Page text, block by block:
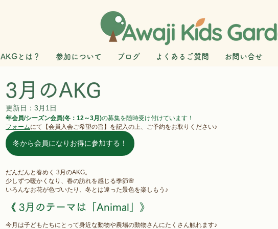
AKGとは？ 参加について ブログ よくあるご質問 お問い合せ
3月のAKG
更新日： 3月1日
年会員/シーズン会員(冬：12～3月)の募集を随時受け付けています！
フォームにて【会員入会ご希望の旨】を記入の上、ご予約をお取りください♪
冬から会員になりお得に参加する！
だんだんと春めく 3月のAKG。
少しずつ暖かくなり、春の訪れを感じる季節🌸
いろんなお花が色づいたり、冬とは違った景色を楽しもう♪
《 3月のテーマは「Animal」》
今月は子どもたちにとって身近な動物や農場の動物さんにたくさん触れます♪